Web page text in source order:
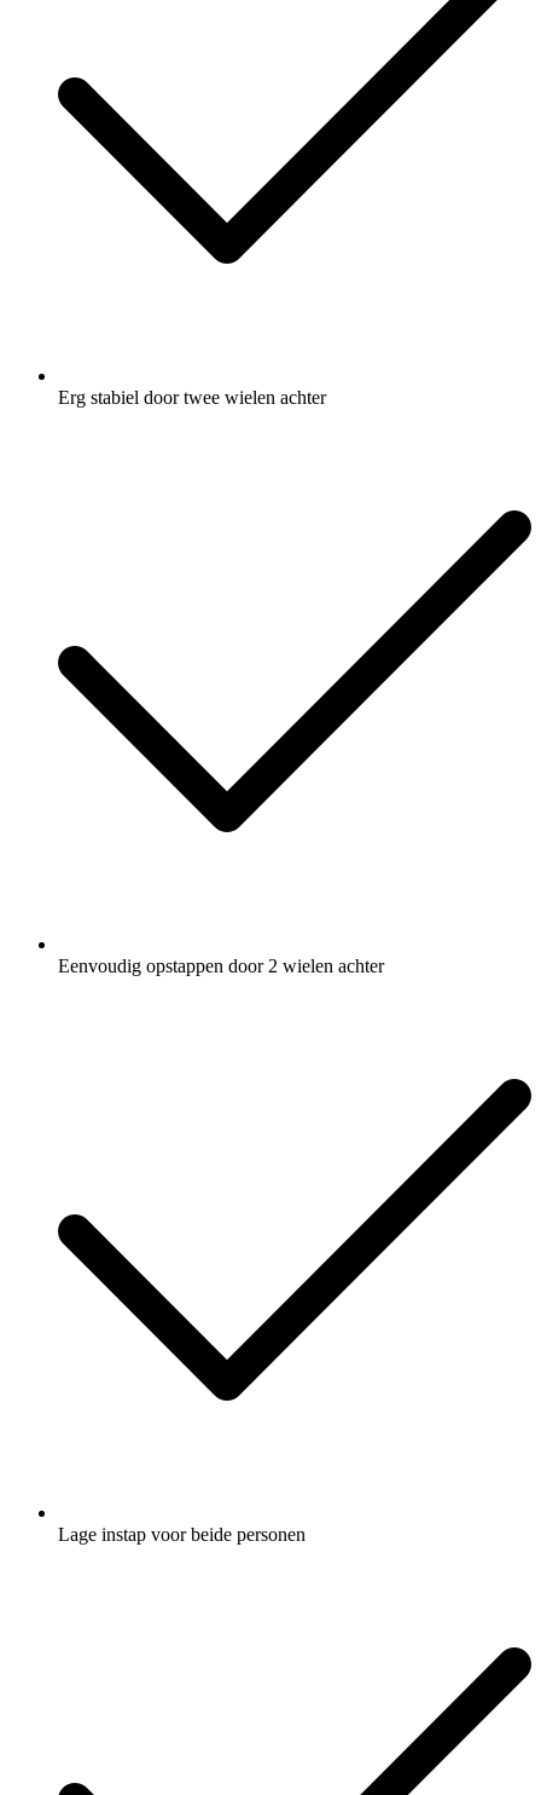
Erg stabiel door twee wielen achter
Eenvoudig opstappen door 2 wielen achter
Lage instap voor beide personen